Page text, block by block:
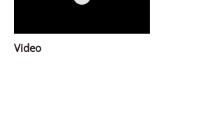
Video